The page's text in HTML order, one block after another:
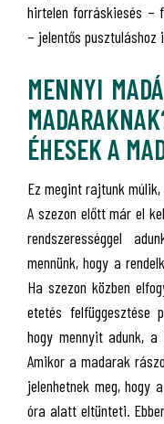
hirtelen forráskiesés –
– jelentős pusztuláshoz
MENNYI
ÉHESEK A
Ez megint rajtunk
A szezon előtt már el
rendszerességgel
mennünk, hogy a
Ha szezon közben
etetés felfüggesztése
hogy mennyit adunk, a
Amikor a madarak
jelenhetnek meg, hogy
óra alatt eltünteti.